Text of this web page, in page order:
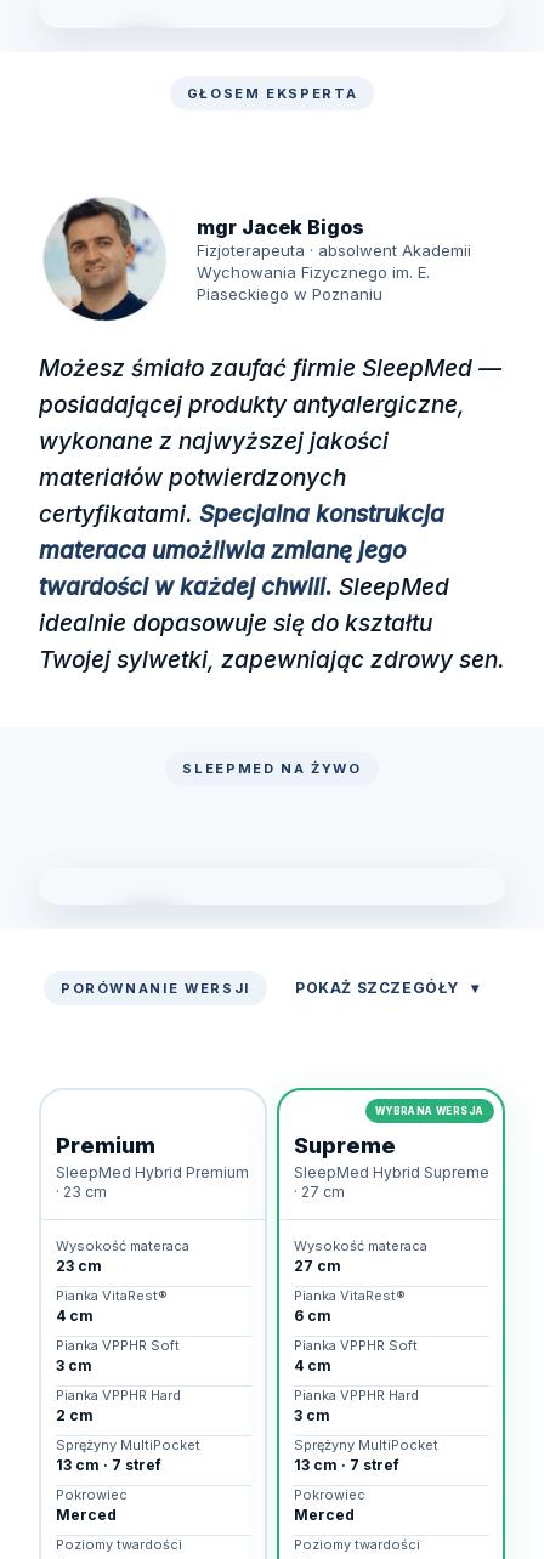
GŁOSEM EKSPERTA
Możesz śmiało zaufać firmie SleepMed —
posiadającej produkty antyalergiczne,
wykonane z najwyższej jakości
materiałów potwierdzonych
certyfikatami. Specjalna konstrukcja
materaca umożliwia zmianę jego
twardości w każdej chwili. SleepMed
idealnie dopasowuje się do kształtu
Twojej sylwetki, zapewniając zdrowy sen.
mgr Jacek Bigos
Fizjoterapeuta · absolwent Akademii
Wychowania Fizycznego im. E.
Piaseckiego w Poznaniu
SLEEPMED NA ŻYWO
PORÓWNANIE WERSJI POKAŻ SZCZEGÓŁY ▾
Premium
SleepMed Hybrid Premium
· 23 cm
Wysokość materaca
23 cm
Pianka VitaRest®
4 cm
Pianka VPPHR Soft
3 cm
Pianka VPPHR Hard
2 cm
Sprężyny MultiPocket
13 cm · 7 stref
Pokrowiec
Merced
Poziomy twardości
WYBRANA WERSJA
Supreme
SleepMed Hybrid Supreme
· 27 cm
Wysokość materaca
27 cm
Pianka VitaRest®
6 cm
Pianka VPPHR Soft
4 cm
Pianka VPPHR Hard
3 cm
Sprężyny MultiPocket
13 cm · 7 stref
Pokrowiec
Merced
Poziomy twardości